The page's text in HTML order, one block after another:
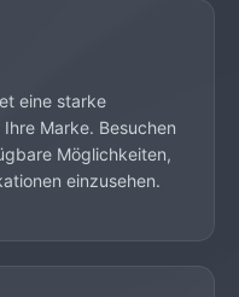
eine starke
Marke. Besuchen
Möglichkeiten,
einzusehen.